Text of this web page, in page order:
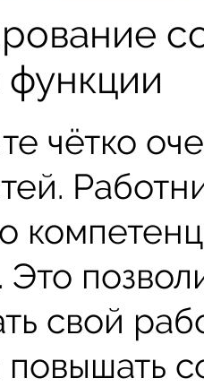
чётко
Это
свой